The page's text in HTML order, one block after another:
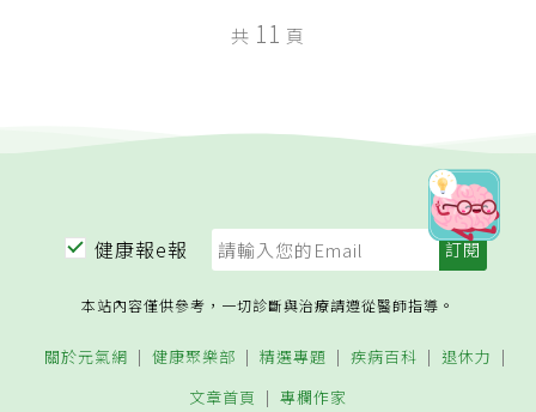
共 11 頁
健康報e報
本站內容僅供參考，一切診斷與治療請遵從醫師指導。
關於元氣網 健康聚樂部 精選專題 疾病百科
退休力
文章首頁
專欄作家